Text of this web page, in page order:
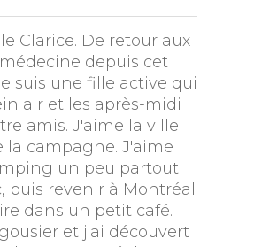
Clarice. De retour aux
depuis cet
suis une fille active qui
air et les après-midi
amis. J'aime la ville
la campagne. J'aime
un peu partout
puis revenir à Montréal
dans un petit café.
et j'ai découvert